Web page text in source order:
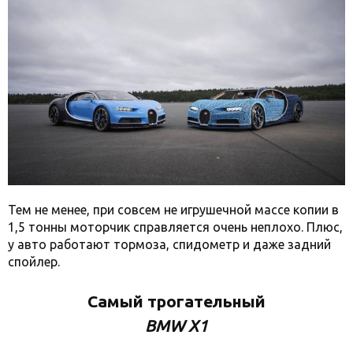
Тем не менее, при совсем не игрушечной массе копии в
1,5 тонны моторчик справляется очень неплохо. Плюс,
у авто работают тормоза, спидометр и даже задний
спойлер.
Самый трогательный
BMW X1